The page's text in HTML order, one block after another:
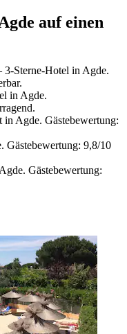
auf einen
Sterne-Hotel in Agde.
in Agde.
Agde. Gästebewertung:
9,8/10
Gästebewertung: